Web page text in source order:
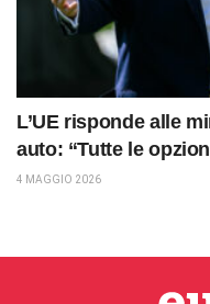
L’UE risponde alle
auto: “Tutte le
4 MAGGIO 2026